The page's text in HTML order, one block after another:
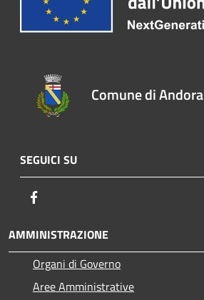
Comune di Andora
SEGUICI SU
AMMINISTRAZIONE
Organi di Governo
Aree Amministrative